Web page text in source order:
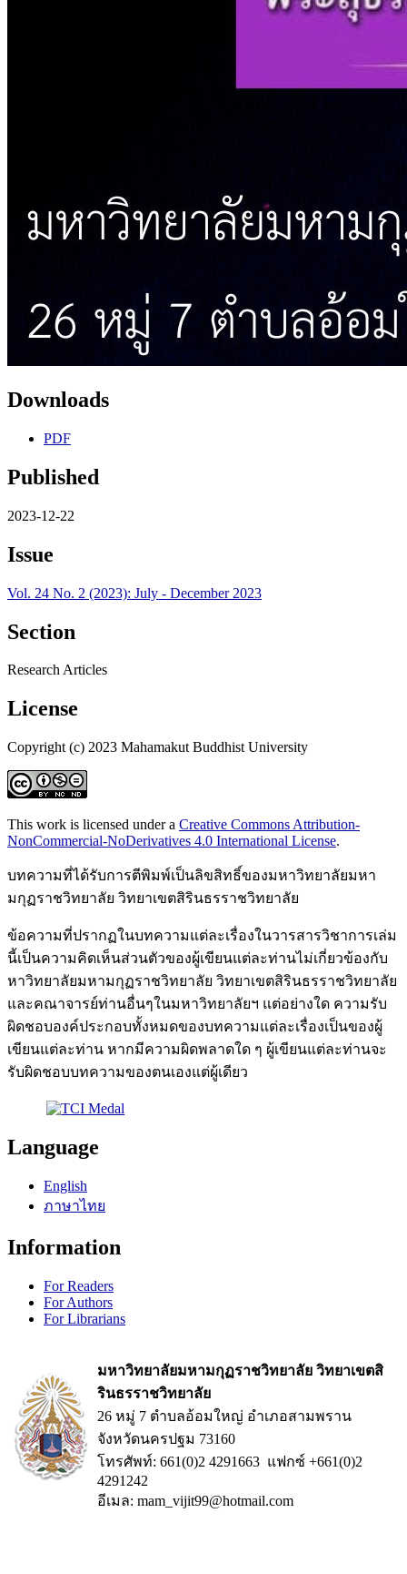
Downloads
PDF
Published
2023-12-22
Issue
Vol. 24 No. 2 (2023): July - December 2023
Section
Research Articles
License
Copyright (c) 2023 Mahamakut Buddhist University
This work is licensed under a Creative Commons Attribution-
NonCommercial-NoDerivatives 4.0 International License.
บทความที่ได้รับการตีพิมพ์เป็นลิขสิทธิ์ของมหาวิทยาลัยมหา
มกุฏราชวิทยาลัย วิทยาเขตสิรินธรราชวิทยาลัย
ข้อความที่ปรากฏในบทความแต่ละเรื่องในวารสารวิชาการเล่ม
นี้เป็นความคิดเห็นส่วนตัวของผู้เขียนแต่ละท่านไม่เกี่ยวข้องกับ
หาวิทยาลัยมหามกุฏราชวิทยาลัย วิทยาเขตสิรินธรราชวิทยาลัย
และคณาจารย์ท่านอื่นๆในมหาวิทยาลัยฯ แต่อย่างใด ความรับ
ผิดชอบองค์ประกอบทั้งหมดของบทความแต่ละเรื่องเป็นของผู้
เขียนแต่ละท่าน หากมีความผิดพลาดใด ๆ ผู้เขียนแต่ละท่านจะ
รับผิดชอบบทความของตนเองแต่ผู้เดียว
Language
English
ภาษาไทย
Information
For Readers
For Authors
For Librarians
มหาวิทยาลัยมหามกุฏราชวิทยาลัย วิทยาเขตสิ
รินธรราชวิทยาลัย
26 หมู่ 7 ตำบลอ้อมใหญ่ อำเภอสามพราน
จังหวัดนครปฐม 73160
โทรศัพท์: 661(0)2 4291663 แฟกซ์ +661(0)2
4291242
อีเมล: mam_vijit99@hotmail.com